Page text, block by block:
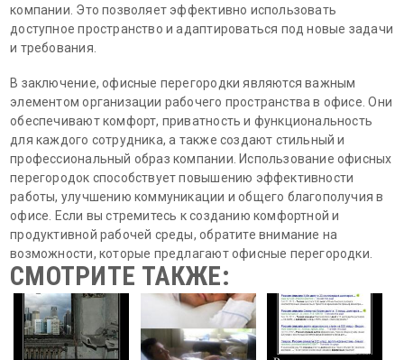
компании. Это позволяет эффективно использовать
доступное пространство и адаптироваться под новые задачи
и требования.
В заключение, офисные перегородки являются важным
элементом организации рабочего пространства в офисе. Они
обеспечивают комфорт, приватность и функциональность
для каждого сотрудника, а также создают стильный и
профессиональный образ компании. Использование офисных
перегородок способствует повышению эффективности
работы, улучшению коммуникации и общего благополучия в
офисе. Если вы стремитесь к созданию комфортной и
продуктивной рабочей среды, обратите внимание на
возможности, которые предлагают офисные перегородки.
СМОТРИТЕ ТАКЖЕ: